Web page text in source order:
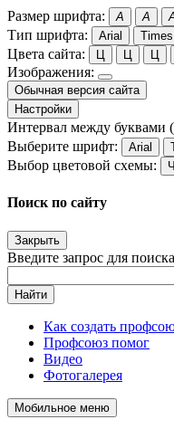
Размер шрифта: A A
Тип шрифта: Arial
Цвета сайта: Ц Ц Ц
Изображения:
Обычная версия сайта
Настройки
Интервал между буквами
Выберите шрифт: Arial
Выбор цветовой схемы:
Поиск по сайту
Закрыть
Введите запрос для поиска
Найти
Как создать
Профсоюз помог
Видео
Фотогалерея
Мобильное меню